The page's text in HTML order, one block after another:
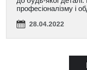
професіоналізму і
28.04.2022